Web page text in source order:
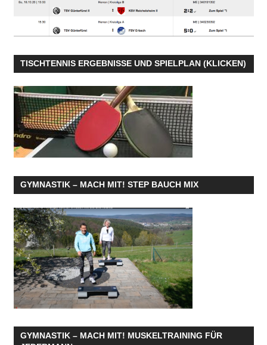
TISCHTENNIS ERGEBNISSE UND SPIELPLAN (KLICKEN)
GYMNASTIK – MACH MIT! STEP BAUCH MIX
GYMNASTIK – MACH MIT! MUSKELTRAINING FÜR